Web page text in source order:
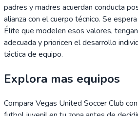
padres y madres acuerdan conducta
alianza con el cuerpo técnico. Se
Élite que modelen esos valores,
adecuada y prioricen el desarrollo
táctica de equipo.
Explora mas equipos
Compara Vegas United Soccer Club